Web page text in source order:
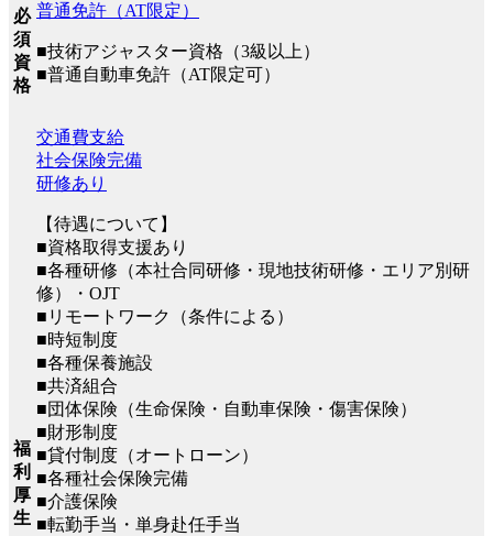
必
須
資
格
普通免許（AT限定）
■技術アジャスター資格（3級以上）
■普通自動車免許（AT限定可）
福
利
厚
生
交通費支給
社会保険完備
研修あり
【待遇について】
■資格取得支援あり
■各種研修（本社合同研修・現地技術研修・エリア別研
修）・OJT
■リモートワーク（条件による）
■時短制度
■各種保養施設
■共済組合
■団体保険（生命保険・自動車保険・傷害保険）
■財形制度
■貸付制度（オートローン）
■各種社会保険完備
■介護保険
■転勤手当・単身赴任手当